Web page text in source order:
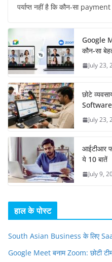
पर्याप्त नहीं है कि कौन-सा
Google
कौन-सा
July 23,
छोटे
Software
July 23,
आईटीआर
ये 10 बातें
July 9,
हाल के पोस्ट
South Asian Business के लिए
Google Meet बनाम Zoom: छोटी